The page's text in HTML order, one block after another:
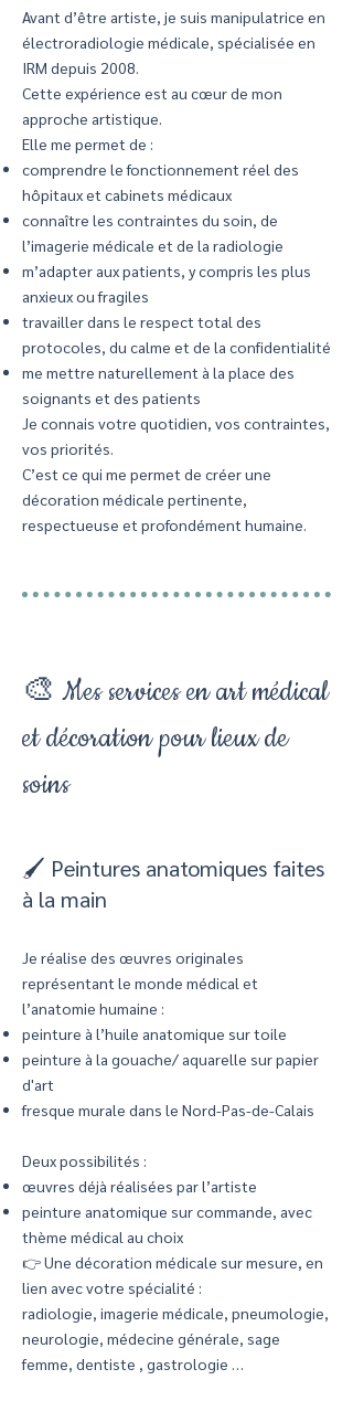
Avant d’être artiste, je suis manipulatrice en
électroradiologie médicale, spécialisée en
IRM depuis 2008.
Cette expérience est au cœur de mon
approche artistique.
Elle me permet de :
comprendre le fonctionnement réel des
hôpitaux et cabinets médicaux
connaître les contraintes du soin, de
l’imagerie médicale et de la radiologie
m’adapter aux patients, y compris les plus
anxieux ou fragiles
travailler dans le respect total des
protocoles, du calme et de la confidentialité
me mettre naturellement à la place des
soignants et des patients
Je connais votre quotidien, vos contraintes,
vos priorités.
C’est ce qui me permet de créer une
décoration médicale pertinente,
respectueuse et profondément humaine.
🎨 Mes services en art médical
et décoration pour lieux de
soins
🖌️ Peintures anatomiques faites
à la main
Je réalise des œuvres originales
représentant le monde médical et
l’anatomie humaine :
peinture à l’huile anatomique sur toile
peinture à la gouache/ aquarelle sur papier
d'art
fresque murale dans le Nord-Pas-de-Calais
Deux possibilités :
œuvres déjà réalisées par l’artiste
peinture anatomique sur commande, avec
thème médical au choix
👉 Une décoration médicale sur mesure, en
lien avec votre spécialité :
radiologie, imagerie médicale, pneumologie,
neurologie, médecine générale, sage
femme, dentiste , gastrologie …